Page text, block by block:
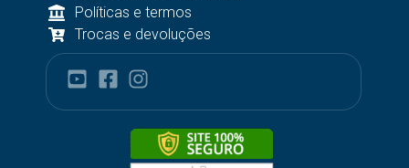
Políticas e termos
Trocas e devoluções